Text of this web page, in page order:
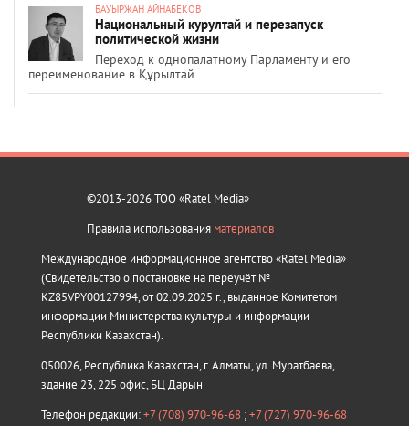
БАУЫРЖАН АЙНАБЕКОВ
Национальный курултай и перезапуск
политической жизни
Переход к однопалатному Парламенту и его
переименование в Құрылтай
©2013-2026 ТОО «Ratel Media»
Правила использования материалов
Международное информационное агентство «Ratel Media»
(Свидетельство о постановке на переучёт №
KZ85VPY00127994, от 02.09.2025 г., выданное Комитетом
информации Министерства культуры и информации
Республики Казахстан).
050026, Республика Казахстан, г. Алматы, ул. Муратбаева,
здание 23, 225 офис, БЦ Дарын
Телефон редакции:+7 (708) 970-96-68 ;+7 (727) 970-96-68